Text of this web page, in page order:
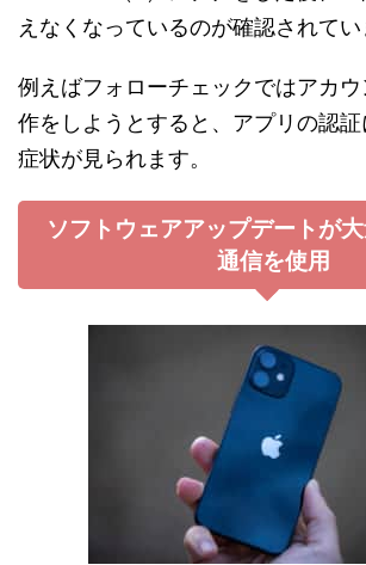
えなくなっているのが確認されてい
例えばフォローチェックではアカ
作をしようとすると、アプリの認証
症状が見られます。
ソフトウェアアップデートが
通信を使用